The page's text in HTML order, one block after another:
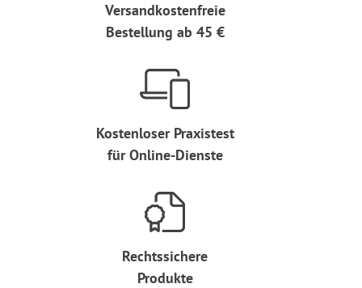
Versandkostenfreie
Bestellung ab 45 €
Kostenloser Praxistest
für Online-Dienste
Rechtssichere
Produkte